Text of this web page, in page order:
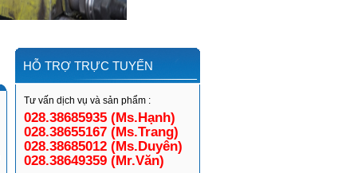
HỖ TRỢ TRỰC TUYẾN
Tư vấn dịch vụ và sản phẩm :
028.38685935 (Ms.Hạnh)
028.38655167 (Ms.Trang)
028.38685012 (Ms.Duyên)
028.38649359 (Mr.Văn)